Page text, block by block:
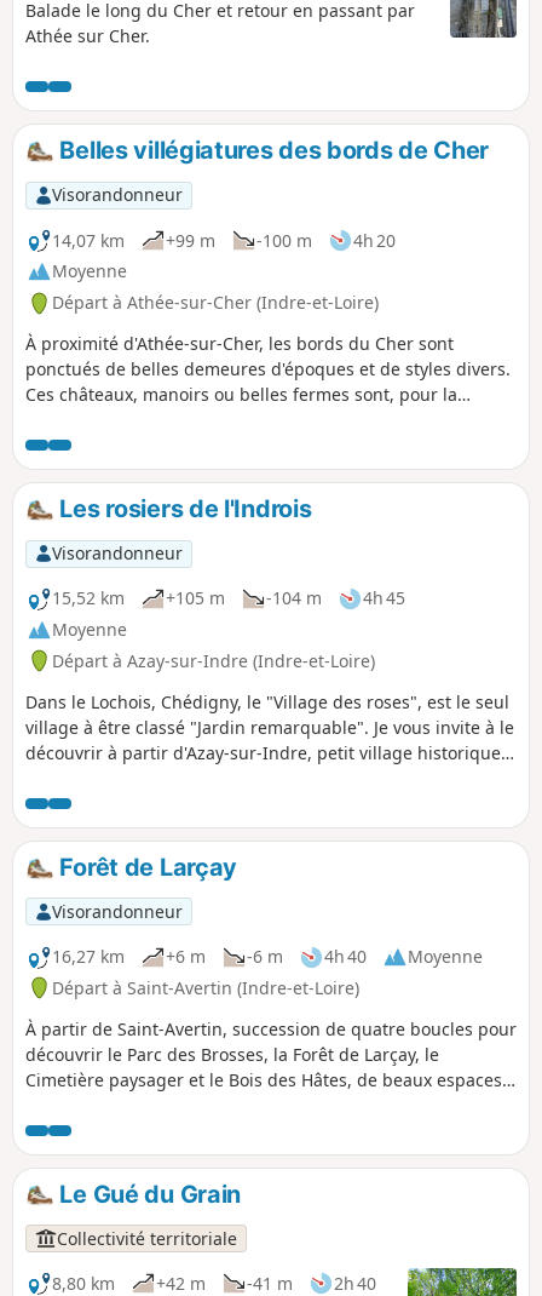
Balade le long du Cher et retour en passant par
Athée sur Cher.
Belles villégiatures des bords de Cher
Visorandonneur
14,07 km
+99 m -100 m
4h 20
Moyenne
Départ à Athée-sur-Cher (Indre-et-Loire)
À proximité d'Athée-sur-Cher, les bords du Cher sont
ponctués de belles demeures d'époques et de styles divers.
Ces châteaux, manoirs ou belles fermes sont, pour la
restaurants. Nous quitterons par trois fois les bords de la
rivière pour découvrir trois petits vaux (petites vallées)
modelés par de minuscules affluents du Cher.
Les rosiers de l'Indrois
Visorandonneur
15,52 km
+105 m -104 m
4h 45
Moyenne
Départ à Azay-sur-Indre (Indre-et-Loire)
Dans le Lochois, Chédigny, le "Village des roses", est le seul
village à être classé "Jardin remarquable". Je vous invite à le
découvrir à partir d'Azay-sur-Indre, petit village historique
traverse des paysages variés : bois, prés et champs, zones
inondables, zones marécageuses et bords de rivières.
Forêt de Larçay
Visorandonneur
16,27 km
+6 m -6 m 4h 40
Moyenne
Départ à Saint-Avertin (Indre-et-Loire)
À partir de Saint-Avertin, succession de quatre boucles pour
découvrir le Parc des Brosses, la Forêt de Larçay, le
Cimetière paysager et le Bois des Hâtes, de beaux espaces
Le Gué du Grain
Collectivité territoriale
8,80 km
+42 m -41 m
2h 40